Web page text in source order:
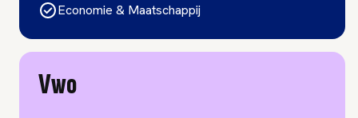
Economie & Maatschappij
Vwo